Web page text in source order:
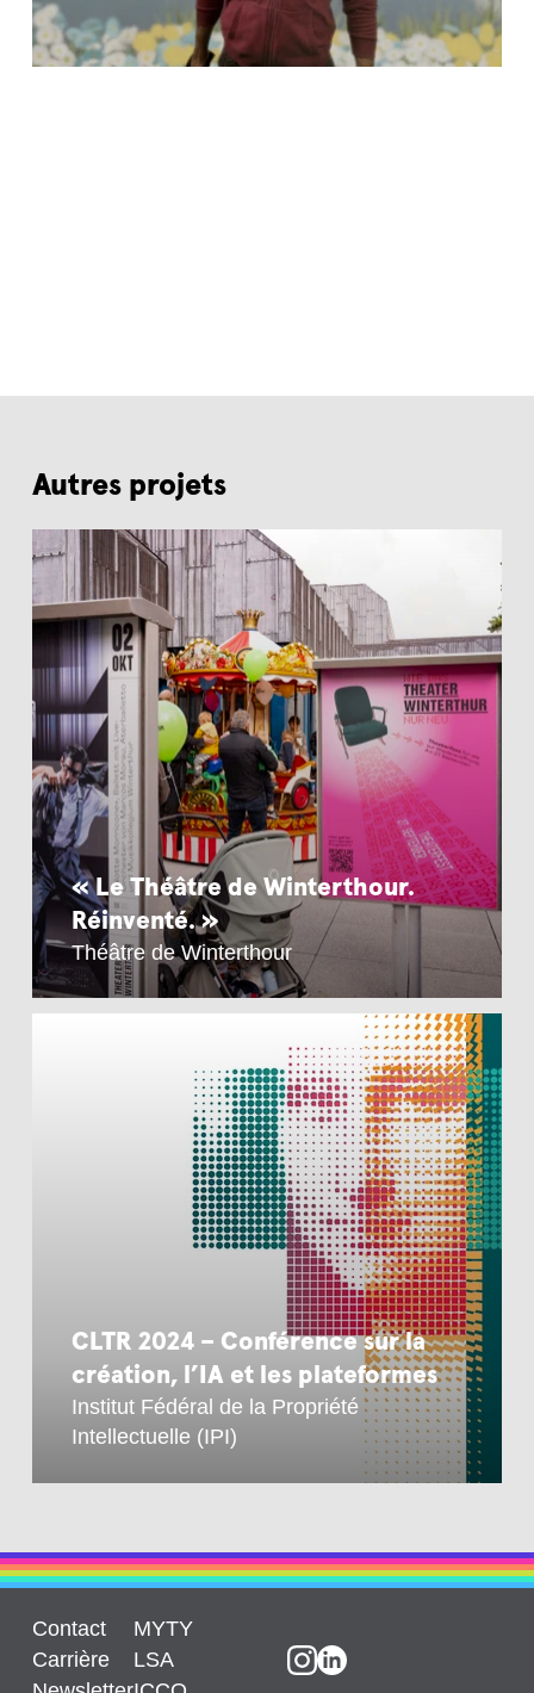
Autres projets
« Le Théâtre de Winterthour.
Réinventé. »
Théâtre de Winterthour
CLTR 2024 – Conférence sur la
création, l’IA et les plateformes
Institut Fédéral de la Propriété
Intellectuelle (IPI)
Contact
Carrière
MYTY
LSA